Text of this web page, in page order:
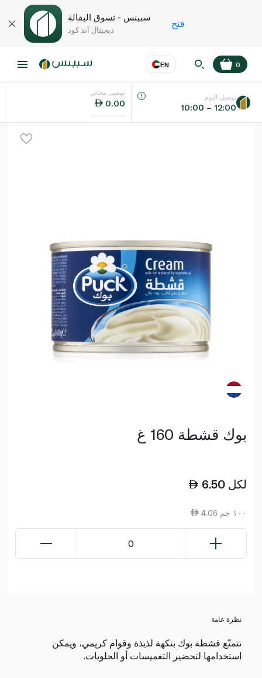
سبينس - تسوق البقالة
ديجيتال آند كود
فتح
EN
اللغة عر
0
توصيل مجاني
0.00
توصيل اليوم
10:00 – 12:00
بوك قشطة 160 غ
6.50 لكل
4.06 ١٠٠ جم
0
نظرة عامة
تتمتّع قشطة بوك بنكهة لذيذة وقوام كريمي، ويمكن
استخدامها لتحضير التغميسات أو الحلويات.